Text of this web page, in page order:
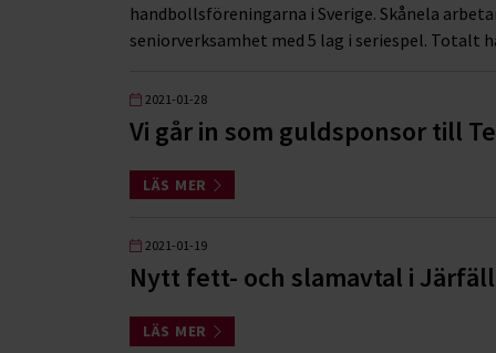
handbollsföreningarna i Sverige. Skånela
seniorverksamhet med 5 lag i seriespel. Totalt
2021-01-28
Vi går in som guldsponsor till
LÄS MER
2021-01-19
Nytt fett- och slamavtal i
LÄS MER